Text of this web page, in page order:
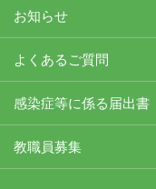
お知らせ
よくあるご質問
感染症等に係る届出書
教職員募集